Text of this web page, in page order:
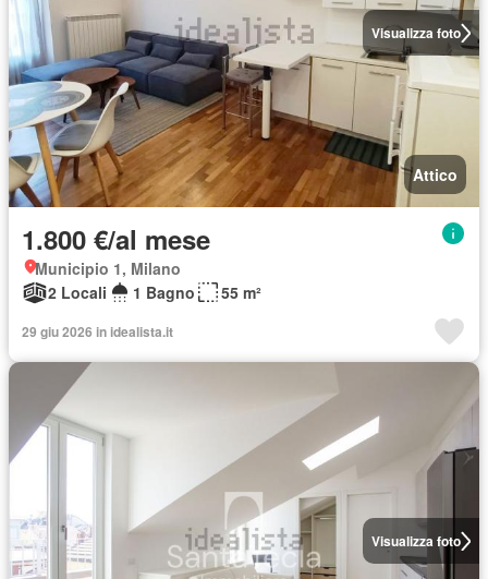
Visualizza foto
Attico
1.800 €/al mese
Municipio 1, Milano
2 Locali
1 Bagno 55 m²
29 giu 2026 in idealista.it
Visualizza foto